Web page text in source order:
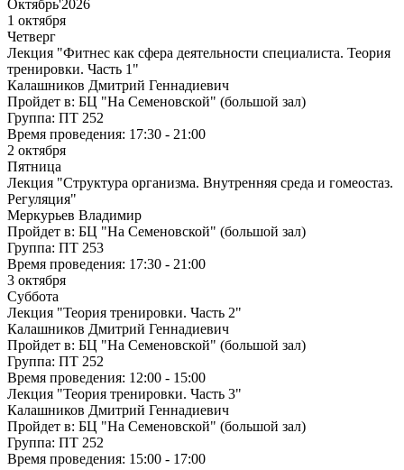
Октябрь'2026
1 октября
Четверг
Лекция "Фитнес как сфера деятельности специалиста. Теория
тренировки. Часть 1"
Калашников Дмитрий Геннадиевич
Пройдет в: БЦ "На Семеновской" (большой зал)
Группа: ПТ 252
Время проведения: 17:30 - 21:00
2 октября
Пятница
Лекция "Структура организма. Внутренняя среда и гомеостаз.
Регуляция"
Меркурьев Владимир
Пройдет в: БЦ "На Семеновской" (большой зал)
Группа: ПТ 253
Время проведения: 17:30 - 21:00
3 октября
Суббота
Лекция "Теория тренировки. Часть 2"
Калашников Дмитрий Геннадиевич
Пройдет в: БЦ "На Семеновской" (большой зал)
Группа: ПТ 252
Время проведения: 12:00 - 15:00
Лекция "Теория тренировки. Часть 3"
Калашников Дмитрий Геннадиевич
Пройдет в: БЦ "На Семеновской" (большой зал)
Группа: ПТ 252
Время проведения: 15:00 - 17:00